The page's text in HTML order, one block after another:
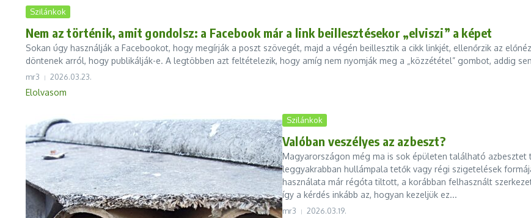
Szilánkok
Nem az történik, amit gondolsz: a Facebook már a link beillesztésekor „elviszi” a képet
Sokan úgy használják a Facebookot, hogy megírják a poszt szövegét, majd a végén beillesztik a cikk linkjét, ellenőrzik az
döntenek arról, hogy publikálják-e. A legtöbben azt feltételezik, hogy amíg nem nyomják meg a „közzététel” gombot, addig
mr3 2026.03.23.
Elolvasom
Szilánkok
Valóban veszélyes az azbeszt?
Magyarországon még ma is sok épületen található azbesztet
leggyakrabban hullámpala tetők vagy régi szigetelések
használata már régóta tiltott, a korábban felhasznált
így a kérdés inkább az, hogyan kezeljük ez...
mr3 2026.03.19.